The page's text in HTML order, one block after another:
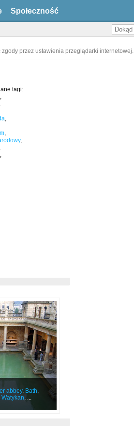
Społeczność
przez ustawienia przeglądarki internetowej.
tagi:
,
,
,
,
,
abbey, Bath,
Watykan, ...